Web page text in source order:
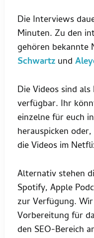
Die Interviews
Minuten. Zu den
gehören bekannte
Schwartz und
Die Videos sind
verfügbar. Ihr
einzelne für euch
herauspicken
die Videos im
Alternativ stehen
Spotify, Apple
zur Verfügung.
Vorbereitung für
den SEO-Bereich